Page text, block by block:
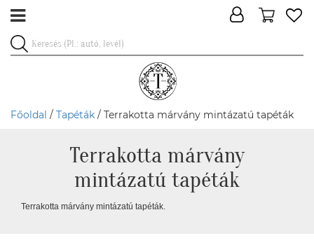
Főoldal / Tapéták / Terrakotta márvány mintázatú tapéták
Terrakotta márvány
mintázatú tapéták
Terrakotta márvány mintázatú tapéták.